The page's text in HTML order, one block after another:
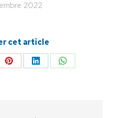
2022
cet article
PartagerPartagerPartager